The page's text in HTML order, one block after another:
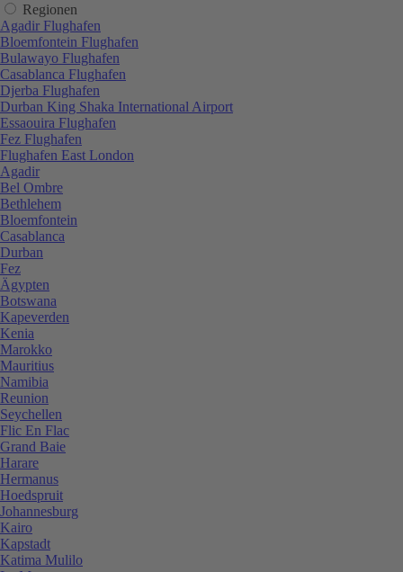
Regionen
Agadir Flughafen
Bloemfontein Flughafen
Bulawayo Flughafen
Casablanca Flughafen
Djerba Flughafen
Durban King Shaka International Airport
Essaouira Flughafen
Fez Flughafen
Flughafen East London
Agadir
Bel Ombre
Bethlehem
Bloemfontein
Casablanca
Durban
Fez
Ägypten
Botswana
Kapeverden
Kenia
Marokko
Mauritius
Namibia
Reunion
Seychellen
Flic En Flac
Grand Baie
Harare
Hermanus
Hoedspruit
Johannesburg
Kairo
Kapstadt
Katima Mulilo